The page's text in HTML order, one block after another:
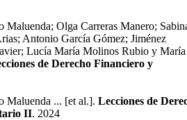
Maluenda; Olga Carreras Manero;
Antonio García Gómez; Jiménez
Lucía María Molinos Rubio y María
de Derecho Financiero y
Maluenda ... [et al.]. Lecciones de
II. 2024